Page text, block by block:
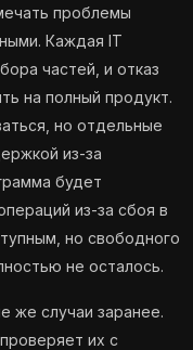
проблемы
Каждая IT
частей, и отказ
на полный продукт.
но отдельные
из-за
будет
из-за сбоя в
но свободного
не осталось.
же случаи заранее.
их с